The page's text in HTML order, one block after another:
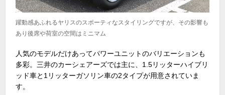
躍動感あふれるヤリスのスポーティなスタイリングですが、その影響も
あり後席や荷室の空間はミニマム
人気のモデルだけあってパワーユニットのバリエーションも
多彩。三井のカーシェアーズでは主に、 1.5リッターハイブリ
ッド車と 1 リッターガソリン車の2タイプが用意されていま
す。